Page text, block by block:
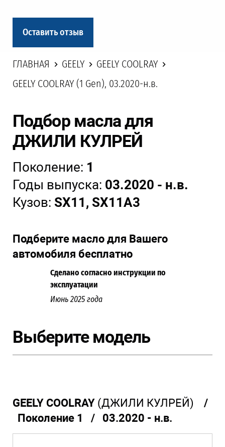
Оставить отзыв
ГЛАВНАЯ GEELY
GEELY COOLRAY
GEELY COOLRAY (1 Gen), 03.2020-н.в.
Подбор масла для
ДЖИЛИ КУЛРЕЙ
Поколение: 1
Годы выпуска: 03.2020 - н.в.
Кузов: SX11, SX11A3
Подберите масло для Вашего
автомобиля бесплатно
Сделано согласно инструкции по
эксплуатации
Июнь 2025 года
Выберите модель
GEELY COOLRAY (ДЖИЛИ КУЛРЕЙ)
/
Поколение 1 / 03.2020 - н.в.